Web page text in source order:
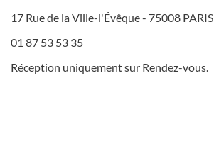
17 Rue de la Ville-l'Évêque - 75008 PARIS
01 87 53 53 35
Réception uniquement sur Rendez-vous.